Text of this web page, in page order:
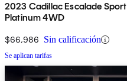
2023 Cadillac Escalade Sport
Platinum 4WD
$66,986 Sin calificación
Se aplican tarifas